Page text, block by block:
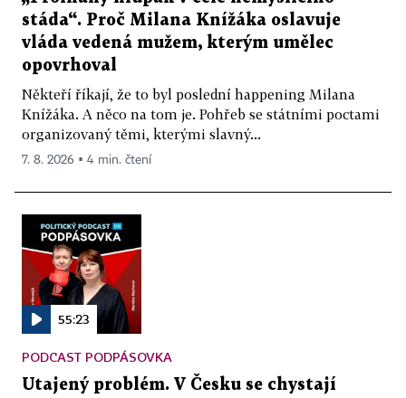
stáda“. Proč Milana Knížáka oslavuje
vláda vedená mužem, kterým umělec
opovrhoval
Někteří říkají, že to byl poslední happening Milana
Knížáka. A něco na tom je. Pohřeb se státními poctami
organizovaný těmi, kterými slavný...
7. 8. 2026 ▪ 4 min. čtení
55:23
PODCAST PODPÁSOVKA
Utajený problém. V Česku se chystají